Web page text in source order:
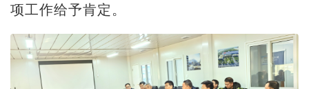
项工作给予肯定。